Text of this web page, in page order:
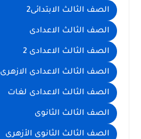
الصف الثالث الابتدائى2
الصف الثالث الاعدادى
الصف الثالث الاعدادى 2
الصف الثالث الاعدادى الازهرى
الصف الثالث الاعدادى لغات
الصف الثالث الثانوى
الصف الثالث الثانوى الأزهرى